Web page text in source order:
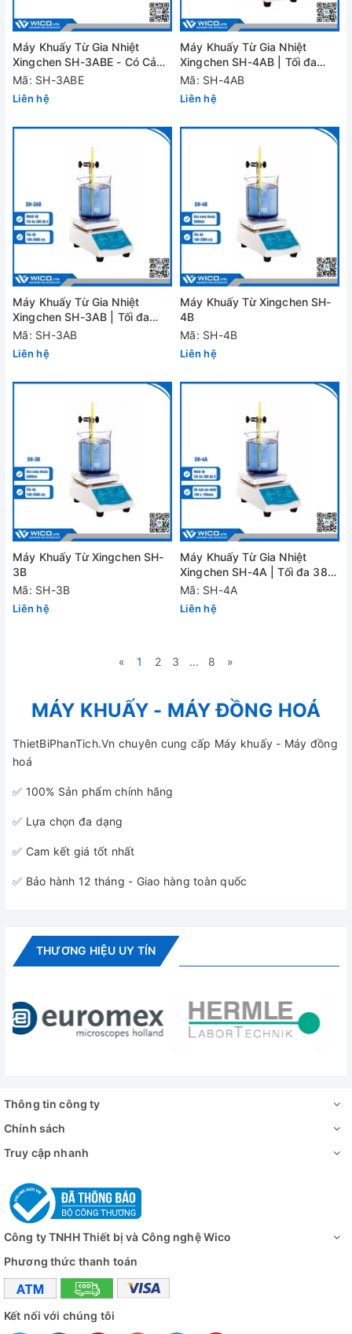
Máy Khuấy Từ Gia Nhiệt
Xingchen SH-3ABE - Có Cảm
Biến Nhiệt Độ
Mã: SH-3ABE
Liên hệ
Máy Khuấy Từ Gia Nhiệt
Xingchen SH-4AB | Tối đa
380 độ C
Mã: SH-4AB
Liên hệ
Máy Khuấy Từ Gia Nhiệt
Xingchen SH-3AB | Tối đa
380 độ C
Mã: SH-3AB
Liên hệ
Máy Khuấy Từ Xingchen SH-
4B
Mã: SH-4B
Liên hệ
Máy Khuấy Từ Xingchen SH-
3B
Mã: SH-3B
Liên hệ
Máy Khuấy Từ Gia Nhiệt
Xingchen SH-4A | Tối đa 380
độ C
Mã: SH-4A
Liên hệ
« 1 2 3 ... 8 »
MÁY KHUẤY - MÁY ĐỒNG HOÁ
ThietBiPhanTich.Vn chuyên cung cấp Máy khuấy - Máy đồng
hoá
✅ 100% Sản phẩm chính hãng
✅ Lựa chọn đa dạng
✅ Cam kết giá tốt nhất
✅ Bảo hành 12 tháng - Giao hàng toàn quốc
THƯƠNG HIỆU UY TÍN
Thông tin công ty
Chính sách
Truy cập nhanh
Công ty TNHH Thiết bị và Công nghệ Wico
Phương thức thanh toán
Kết nối với chúng tôi